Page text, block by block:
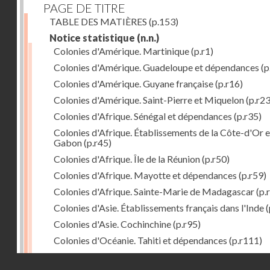
PAGE DE TITRE
TABLE DES MATIÈRES (p.153)
Notice statistique (n.n.)
Colonies d'Amérique. Martinique(p.r1)
Colonies d'Amérique. Guadeloupe et dépendances
Colonies d'Amérique. Guyane française(p.r16)
Colonies d'Amérique. Saint-Pierre et Miquelon
Colonies d'Afrique. Sénégal et dépendances (p.r35)
Colonies d'Afrique. Établissements de la Côte-d'Or
Gabon(p.r45)
Colonies d'Afrique. Île de la Réunion(p.r50)
Colonies d'Afrique. Mayotte et dépendances (p.r59)
Colonies d'Afrique. Sainte-Marie de Madagascar
Colonies d'Asie. Établissements français dans l'Inde
Colonies d'Asie. Cochinchine(p.r95)
Colonies d'Océanie. Tahiti et dépendances (p.r111)
Colonies d'Océanie. Nouvelle-Calédonie(p.r130)